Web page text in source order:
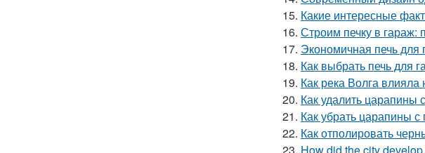
15. Какие интересные
16. Строим печку в гараж:
17. Экономичная печь для
18. Как выбрать печь для
19. Как река Волга влияла
20. Как удалить царапины
21. Как убрать царапины
22. Как отполировать